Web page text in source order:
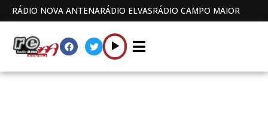
RÁDIO NOVA ANTENARÁDIO ELVASRÁDIO CAMPO MAIOR